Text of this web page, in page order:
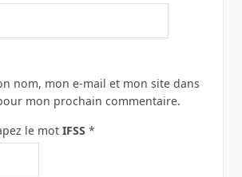
nom, mon e-mail et mon site dans
mon prochain commentaire.
le mot IFSS *